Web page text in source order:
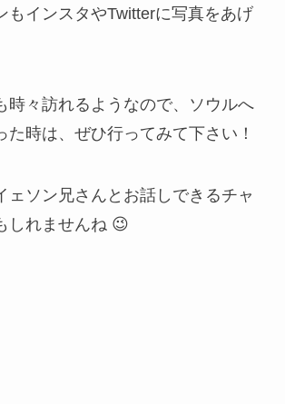
もインスタやTwitterに写真をあげ
時々訪れるようなので、ソウルへ
た時は、ぜひ行ってみて下さい！
ェソン兄さんとお話しできるチャ
しれませんね 😉